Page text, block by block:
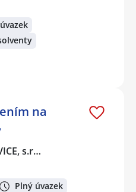
na
s.r…
Plný úvazek